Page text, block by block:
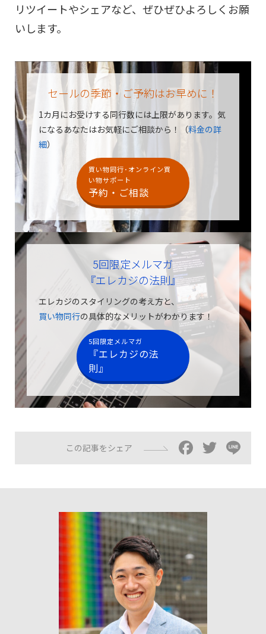
リツイートやシェアなど、ぜひぜひよろしくお願
いします。
セールの季節・ご予約はお早めに！
1カ月にお受けする同行数には上限があります。気
になるあなたはお気軽にご相談から！（料金の詳
細）
買い物同行･オンライン買
い物サポート
予約・ご相談
5回限定メルマガ
『エレカジの法則』
エレカジのスタイリングの考え方と、
買い物同行の具体的なメリットがわかります！
5回限定メルマガ
『エレカジの法
則』
この記事をシェア